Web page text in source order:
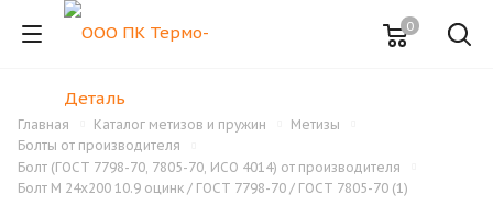
0
Главная Каталог метизов и пружин
Метизы
Болты от производителя
Болт (ГОСТ 7798-70, 7805-70, ИСО 4014) от производителя
Болт M 24x200 10.9 оцинк / ГОСТ 7798-70 / ГОСТ 7805-70 (1)